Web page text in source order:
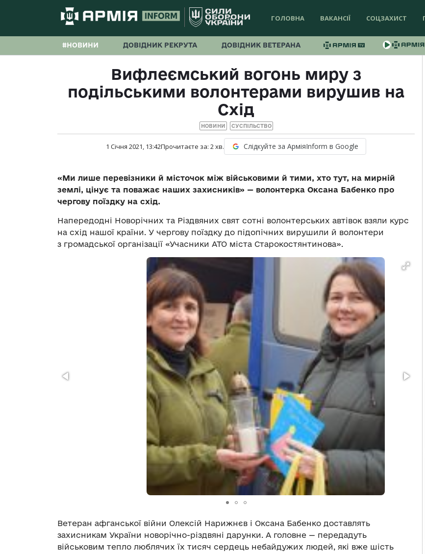
ГОЛОВНА ВАКАНСІЇ СОЦЗАХИСТ
#НОВИНИ ДОВІДНИК РЕКРУТА ДОВІДНИК ВЕТЕРАНА
Вифлеємський вогонь миру з
подільськими волонтерами вирушив на
Схід
НОВИНИ СУСПІЛЬСТВО
1 Січня 2021, 13:42Прочитаєте за: 2хв. Слідкуйте за АрміяInform в Google
«Ми лише перевізники й місточок між військовими й тими, хто тут, на мирній
землі, цінує та поважає наших захисників» — волонтерка Оксана Бабенко про
чергову поїздку на схід.
Напередодні Новорічних та Різдвяних свят сотні волонтерських автівок взяли курс
на схід нашої країни. У чергову поїздку до підопічних вирушили й волонтери
з громадської організації «Учасники АТО міста Старокостянтинова».
Ветеран афганської війни Олексій Нарижнєв і Оксана Бабенко доставлять
захисникам України новорічно-різдвяні дарунки. А головне — передадуть
військовим тепло люблячих їх тисяч сердець небайдужих людей, які вже шість